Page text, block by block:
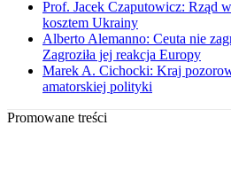
Prof. Jacek Czaputowicz: Rząd
kosztem Ukrainy
Alberto Alemanno: Ceuta nie
Zagroziła jej reakcja Europy
Marek A. Cichocki: Kraj
amatorskiej polityki
Promowane treści